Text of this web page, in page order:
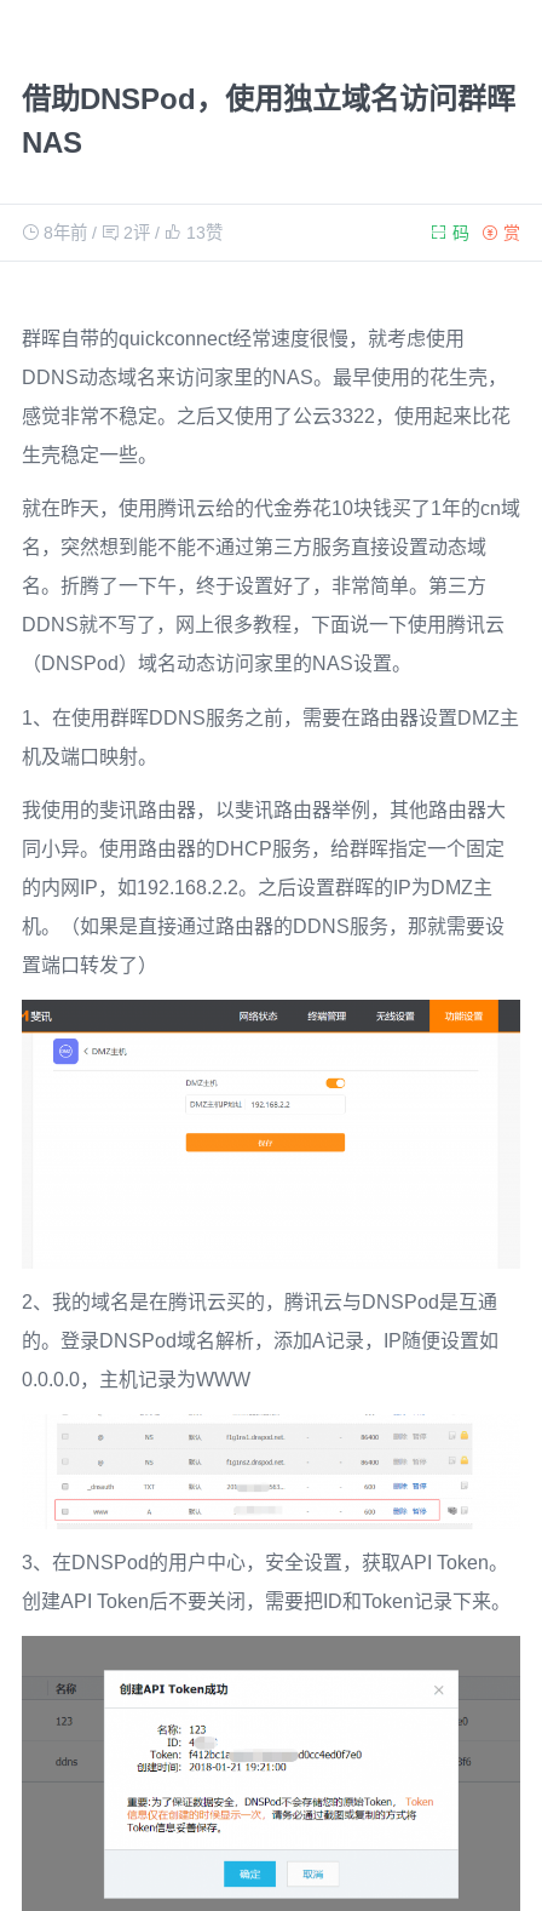
借助DNSPod，使用独立域名访问群晖
NAS
8年前/ 2评/ 13赞 赏
码
群晖自带的quickconnect经常速度很慢，就考虑使用
DDNS动态域名来访问家里的NAS。最早使用的花生壳，
感觉非常不稳定。之后又使用了公云3322，使用起来比花
生壳稳定一些。
就在昨天，使用腾讯云给的代金券花10块钱买了1年的cn域
名，突然想到能不能不通过第三方服务直接设置动态域
名。折腾了一下午，终于设置好了，非常简单。第三方
DDNS就不写了，网上很多教程，下面说一下使用腾讯云
（DNSPod）域名动态访问家里的NAS设置。
1、在使用群晖DDNS服务之前，需要在路由器设置DMZ主
机及端口映射。
我使用的斐讯路由器，以斐讯路由器举例，其他路由器大
同小异。使用路由器的DHCP服务，给群晖指定一个固定
的内网IP，如192.168.2.2。之后设置群晖的IP为DMZ主
机。（如果是直接通过路由器的DDNS服务，那就需要设
置端口转发了）
2、我的域名是在腾讯云买的，腾讯云与DNSPod是互通
的。登录DNSPod域名解析，添加A记录，IP随便设置如
0.0.0.0，主机记录为WWW
3、在DNSPod的用户中心，安全设置，获取API Token。
创建API Token后不要关闭，需要把ID和Token记录下来。